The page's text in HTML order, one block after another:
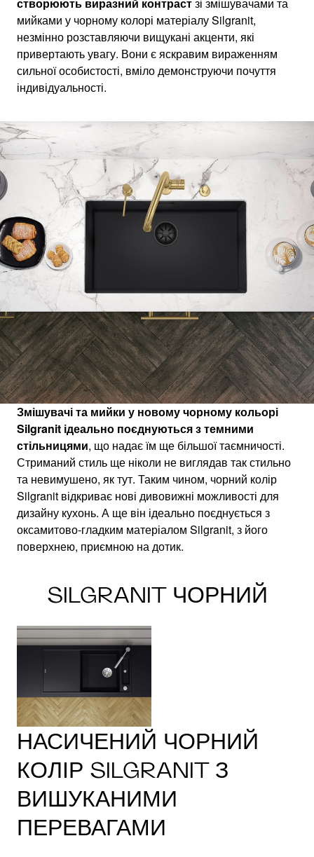
створюють виразний контрастзі змішувачами та
мийками у чорному колорі матеріалу Silgranit,
незмінно розставляючи вищукані акценти, які
привертають увагу. Вони є яскравим вираженням
сильної особистості, вміло демонструючи почуття
індивідуальності.
1 /0
Змішувачі та мийки у новому чорному кольорі
Silgranit ідеально поєднуються з темними
стільницями, що надає їм ще більшої таємничості.
Стриманий стиль ще ніколи не виглядав так стильно
та невимушено, як тут. Таким чином, чорний колір
Silgranit відкриває нові дивовижні можливості для
дизайну кухонь. А ще він ідеально поєднується з
оксамитово-гладким матеріалом Silgranit, з його
поверхнею, приємною на дотик.
SILGRANIT ЧОРНИЙ
НАСИЧЕНИЙ ЧОРНИЙ
КОЛІР SILGRANIT З
ВИШУКАНИМИ
ПЕРЕВАГАМИ